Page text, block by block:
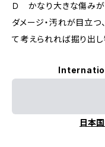
Ｄ かなり大きな傷みが
ダメージ・汚れが目立つ
て考えられれば掘り出し
日本